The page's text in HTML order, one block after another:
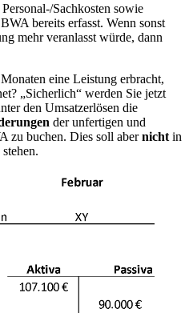
Sachkosten sowie
bereits erfasst. Wenn sonst
mehr veranlasst würde, dann
eine Leistung erbracht,
„Sicherlich“ werden Sie jetzt
den Umsatzerlösen die
der unfertigen und
zu buchen. Dies soll abernicht in